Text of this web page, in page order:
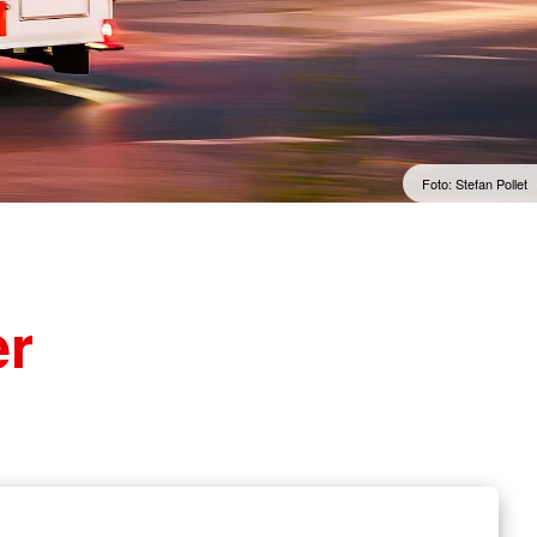
Rumänien
Offene Werkstatt
Regelmäßige Angebote
Foto: Stefan Pollet